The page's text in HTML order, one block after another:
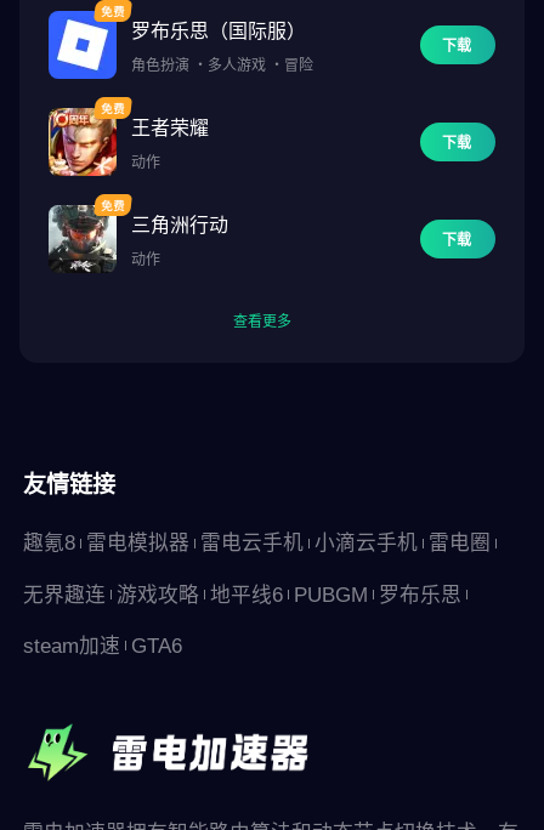
https://feral.in/hitmanbloodmoney-android-devices
支持语言：英语、德语、西班牙语、法语、意大利语、日语、波兰
语、俄语
Interactive、IOI、HITMAN 是 IO Interactive A/S 的注册商标。本游
罗布乐思（国际服）
角色扮演 ・ 多人游戏 ・ 冒险
下载
王者荣耀
动作
下载
三角洲行动
动作
下载
查看更多
友情链接
趣氪8 雷电模拟器 雷电云手机 小滴云手机 雷电圈
无界趣连 游戏攻略 地平线6 PUBGM 罗布乐思
steam加速 GTA6